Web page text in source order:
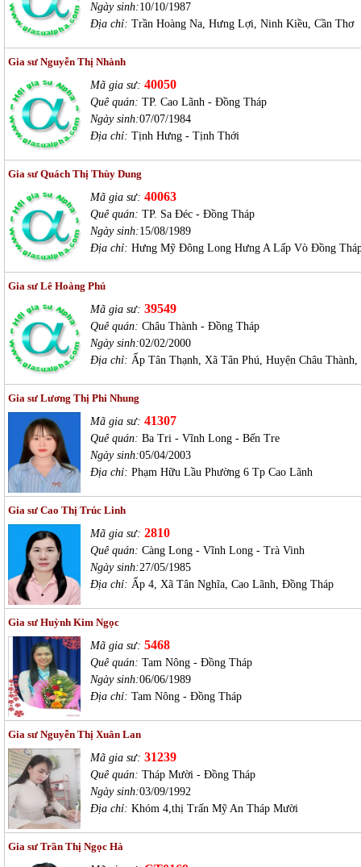
Ngày sinh:10/10/1987
Địa chỉ: Trần Hoàng Na, Hưng Lợi, Ninh Kiều, Cần Thơ
Gia sư Nguyễn Thị Nhành
Mã gia sư: 40050
Quê quán: TP. Cao Lãnh - Đồng Tháp
Ngày sinh:07/07/1984
Địa chỉ: Tịnh Hưng - Tịnh Thới
Gia sư Quách Thị Thùy Dung
Mã gia sư: 40063
Quê quán: TP. Sa Đéc - Đồng Tháp
Ngày sinh:15/08/1989
Địa chỉ: Hưng Mỹ Đông Long Hưng A Lấp Vò Đồng
Gia sư Lê Hoàng Phú
Mã gia sư: 39549
Quê quán: Châu Thành - Đồng Tháp
Ngày sinh:02/02/2000
Địa chỉ: Ấp Tân Thạnh, Xã Tân Phú, Huyện Châu
Gia sư Lương Thị Phi Nhung
Mã gia sư: 41307
Quê quán: Ba Tri - Vĩnh Long - Bến Tre
Ngày sinh:05/04/2003
Địa chỉ: Phạm Hữu Lầu Phường 6 Tp Cao Lãnh
Gia sư Cao Thị Trúc Linh
Mã gia sư: 2810
Quê quán: Càng Long - Vĩnh Long - Trà Vinh
Ngày sinh:27/05/1985
Địa chỉ: Ấp 4, Xã Tân Nghĩa, Cao Lãnh, Đồng Tháp
Gia sư Huỳnh Kim Ngọc
Mã gia sư: 5468
Quê quán: Tam Nông - Đồng Tháp
Ngày sinh:06/06/1989
Địa chỉ: Tam Nông - Đồng Tháp
Gia sư Nguyễn Thị Xuân Lan
Mã gia sư: 31239
Quê quán: Tháp Mười - Đồng Tháp
Ngày sinh:03/09/1992
Địa chỉ: Khóm 4,thị Trấn Mỹ An Tháp Mười
Gia sư Trần Thị Ngọc Hà